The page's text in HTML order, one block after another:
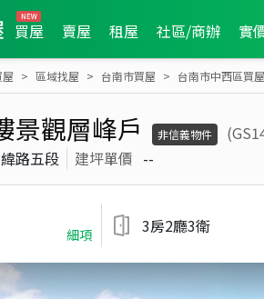
買屋 賣屋 租屋 社區/商辦 實
屋 區域找屋 台南市買屋 台南市中西區買屋
景觀層峰戶 非信義物件
路五段 建坪單價 --
細項 3房2廳3衛